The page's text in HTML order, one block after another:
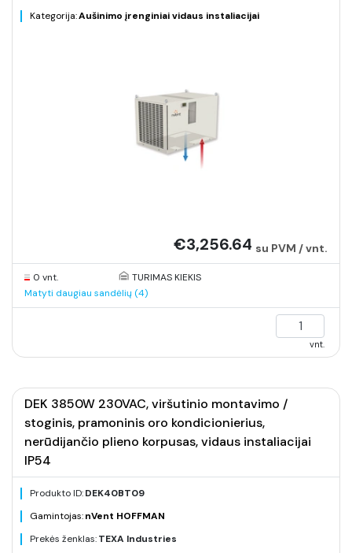
Kategorija:Aušinimo įrenginiai vidaus instaliacijai
€3,256.64 su PVM / vnt.
0 vnt.
TURIMAS KIEKIS
Matyti daugiau sandėlių (4)
vnt.
DEK 3850W 230VAC, viršutinio montavimo /
stoginis, pramoninis oro kondicionierius,
nerūdijančio plieno korpusas, vidaus instaliacijai
IP54
Produkto ID:DEK40BT09
Gamintojas:nVent HOFFMAN
Prekės ženklas:TEXA Industries